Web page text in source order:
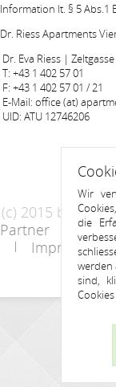
Information lt. § 5 Abs.1
Dr. Riess Apartments
Dr. Eva Riess |
T: +43 1 402 57 01
F: +43 1 402 57 01 / 21
E-Mail: office (at)
UID: ATU 12746206
(c) 2015 by
Partner
AGB
Impressum
Wir
die
werden
sind,